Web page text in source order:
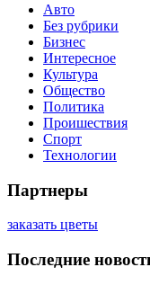
Авто
Без рубрики
Бизнес
Интересное
Культура
Общество
Политика
Проишествия
Спорт
Технологии
Партнеры
заказать цветы
Последние